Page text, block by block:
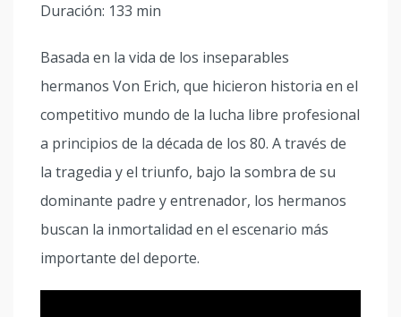
Duración: 133 min
Basada en la vida de los inseparables
hermanos Von Erich, que hicieron historia en el
competitivo mundo de la lucha libre profesional
a principios de la década de los 80. A través de
la tragedia y el triunfo, bajo la sombra de su
dominante padre y entrenador, los hermanos
buscan la inmortalidad en el escenario más
importante del deporte.